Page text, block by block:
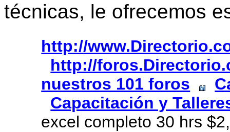
técnicas, le ofrecemos
http://
http://
nuestros 101 foros
Capacitación y
excel completo 30 hrs